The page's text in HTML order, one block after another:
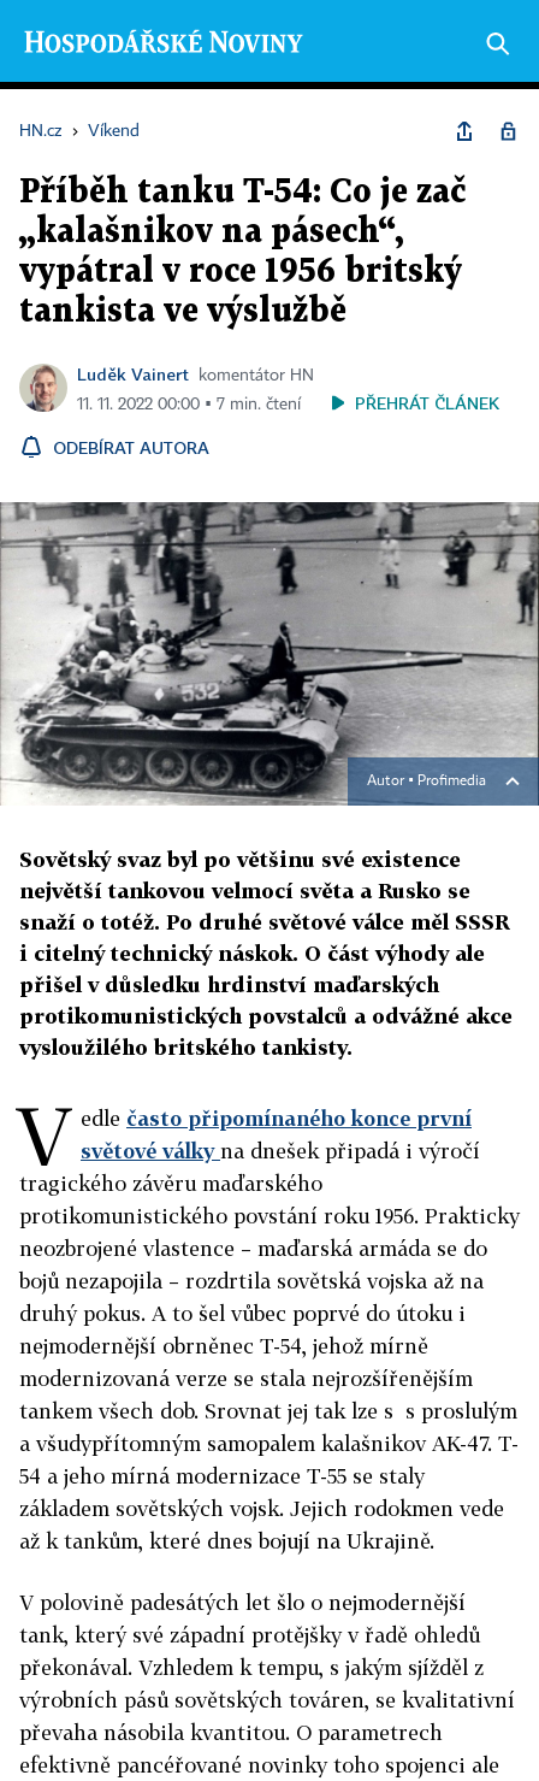
HN.cz › Víkend
Příběh tanku T-54: Co je zač
„kalašnikov na pásech“,
vypátral v roce 1956 britský
tankista ve výslužbě
Luděk Vainert
komentátor HN
11. 11. 2022 00:00 ▪ 7 min. čtení
PŘEHRÁT ČLÁNEK
ODEBÍRAT AUTORA
Autor ▪ Profimedia
Sovětský svaz byl po většinu své existence
největší tankovou velmocí světa a Rusko se
snaží o totéž. Po druhé světové válce měl SSSR
i citelný technický náskok. O část výhody ale
přišel v důsledku hrdinství maďarských
protikomunistických povstalců a odvážné akce
vysloužilého britského tankisty.
V edle často připomínaného konce první
světové válkyna dnešek připadá i výročí
tragického závěru maďarského
protikomunistického povstání roku 1956. Prakticky
neozbrojené vlastence – maďarská armáda se do
bojů nezapojila – rozdrtila sovětská vojska až na
druhý pokus. A to šel vůbec poprvé do útoku i
nejmodernější obrněnec T-54, jehož mírně
modernizovaná verze se stala nejrozšířenějším
tankem všech dob. Srovnat jej tak lze s s proslulým
a všudypřítomným samopalem kalašnikov AK-47. T-
54 a jeho mírná modernizace T-55 se staly
základem sovětských vojsk. Jejich rodokmen vede
až k tankům, které dnes bojují na Ukrajině.
V polovině padesátých let šlo o nejmodernější
tank, který své západní protějšky v řadě ohledů
překonával. Vzhledem k tempu, s jakým sjížděl z
výrobních pásů sovětských továren, se kvalitativní
převaha násobila kvantitou. O parametrech
efektivně pancéřované novinky toho spojenci ale